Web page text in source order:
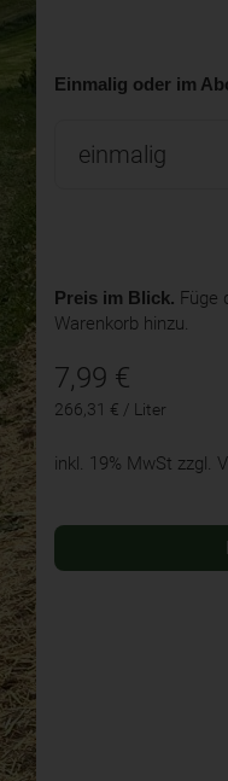
Einmalig oder im
Preis im Blick. Füge
Warenkorb hinzu.
7,99 €
266,31 € / Liter
inkl. 19% MwSt zzgl.